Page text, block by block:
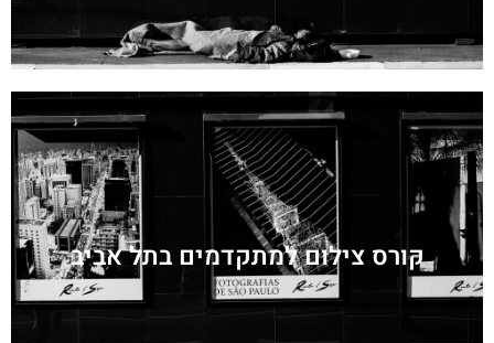
קורס צילום למתקדמים בתל אביב